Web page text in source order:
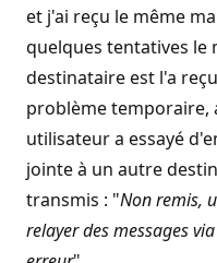
et j'ai reçu le même
quelques tentatives le
destinataire est l'a
problème temporaire,
utilisateur a essayé
jointe à un autre
transmis : "Non remis,
relayer des messages